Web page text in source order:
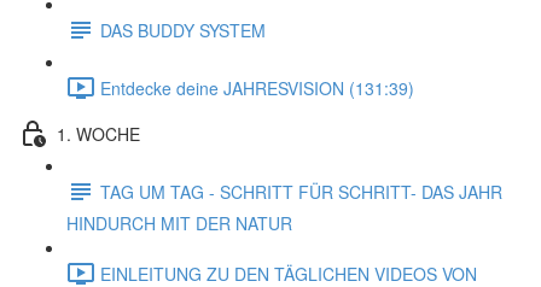
DAS BUDDY SYSTEM
Entdecke deine JAHRESVISION (131:39)
1. WOCHE
TAG UM TAG - SCHRITT FÜR SCHRITT- DAS JAHR
HINDURCH MIT DER NATUR
EINLEITUNG ZU DEN TÄGLICHEN VIDEOS VON